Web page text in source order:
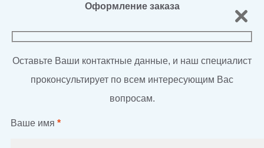
Оформление заказа
Оставьте Ваши контактные данные, и наш специалист
проконсультирует по всем интересующим Вас
вопросам.
Ваше имя *